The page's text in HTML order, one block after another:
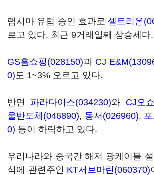
램시마 유럽 승인 효과로셀트리온
르고 있다. 최근 9거래일째 상승세다.
GS홈쇼핑(028150)과 CJ
0)도 1~3% 오르고 있다.
반면 파라다이스(034230)와 CJ오
울반도체(046890), 동서(026960),
0) 등이 하락하고 있다.
우리나라와 중국간 해저 광케이블
식에 관련주인 KT서브마린(060370)